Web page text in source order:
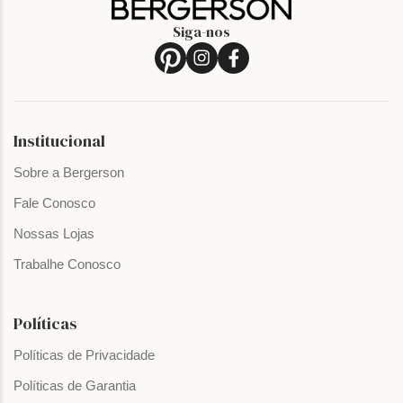
Siga-nos
Institucional
Sobre a Bergerson
Fale Conosco
Nossas Lojas
Trabalhe Conosco
Políticas
Políticas de Privacidade
Políticas de Garantia